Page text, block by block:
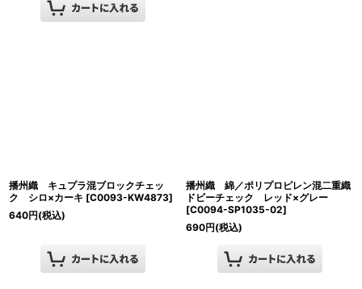
播州織 キュプラ混ブロックチェッ
ク シロ×カーキ [C0093-KW4873]
640円(税込)
播州織 綿／ポリプロピレン混二重織
ドビーチェック レッド×グレー
[C0094-SP1035-02]
690円(税込)